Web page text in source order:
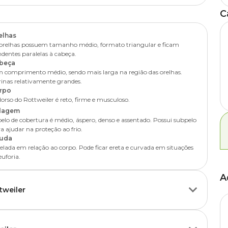
após a adoção. Por conta de sua
doRottweilerem pouco tempo.
costuma sofrer dos mesmo problemas de saúde de cães de
possuem tamanho médio, formato triangular e ficam
paralelas à cabeça.
comprimento médio, sendo mais larga na região das orelhas.
relativamente grandes.
do Rottweiler é reto, firme e musculoso.
de cobertura é médio, áspero, denso e assentado. Possui subpelo
ajudar na proteção ao frio.
em relação ao corpo. Pode ficar ereta e curvada em situações